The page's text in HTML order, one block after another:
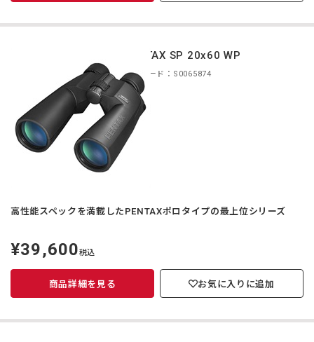
PENTAX SP 20x60 WP
商品コード：S0065874
高性能スペックを満載したPENTAXポロタイプの最上位シリーズ
定
価
¥39,600税込
商品詳細を見る お気に入りに追加